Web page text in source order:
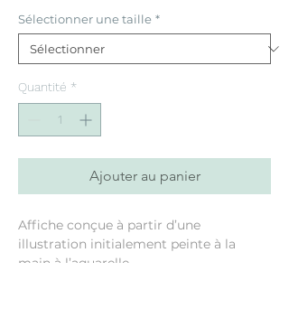
Sélectionner une taille *
Quantité *
Ajouter au panier
Affiche conçue à partir d’une
illustration initialement peinte à la
main à l’aquarelle.